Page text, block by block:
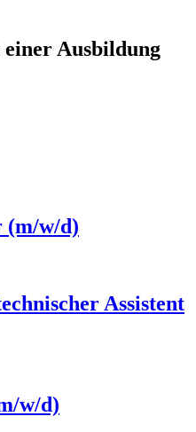
Ausbildung
(m/w/d)
Assistent
w/d)